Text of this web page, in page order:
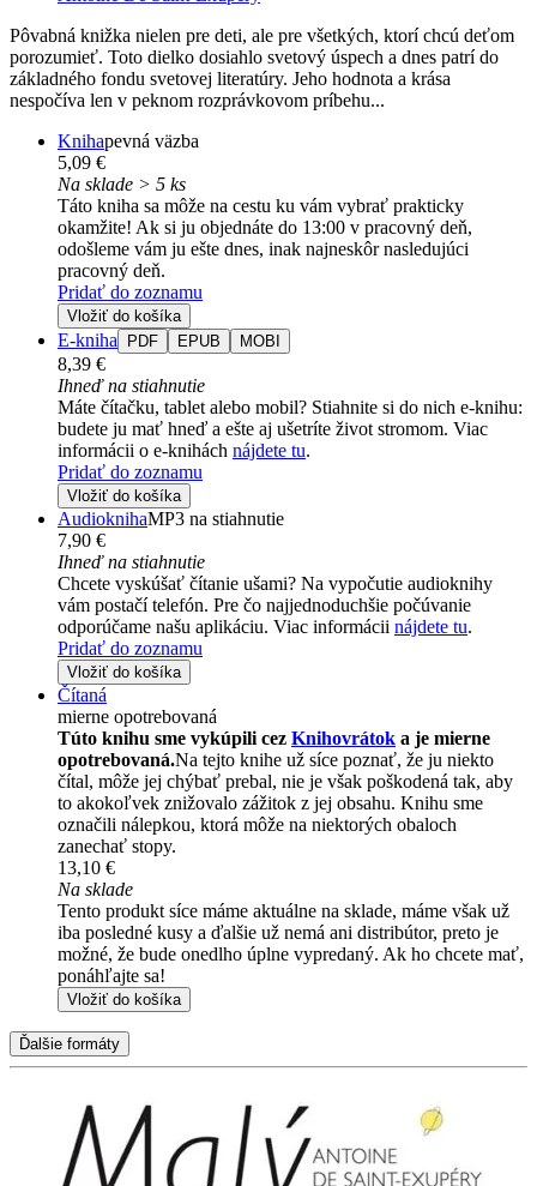
Pôvabná knižka nielen pre deti, ale pre všetkých, ktorí chcú deťom
porozumieť. Toto dielko dosiahlo svetový úspech a dnes patrí do
základného fondu svetovej literatúry. Jeho hodnota a krása
nespočíva len v peknom rozprávkovom príbehu...
Knihapevná väzba
5,09 €
Na sklade > 5 ks
Táto kniha sa môže na cestu ku vám vybrať prakticky
okamžite! Ak si ju objednáte do 13:00 v pracovný deň,
odošleme vám ju ešte dnes, inak najneskôr nasledujúci
pracovný deň.
Pridať do zoznamu
Vložiť do košíka
E-kniha PDF EPUB MOBI
8,39 €
Ihneď na stiahnutie
Máte čítačku, tablet alebo mobil? Stiahnite si do nich e-knihu:
budete ju mať hneď a ešte aj ušetríte život stromom. Viac
informácii o e-knihách nájdete tu.
Pridať do zoznamu
Vložiť do košíka
AudioknihaMP3 na stiahnutie
7,90 €
Ihneď na stiahnutie
Chcete vyskúšať čítanie ušami? Na vypočutie audioknihy
vám postačí telefón. Pre čo najjednoduchšie počúvanie
odporúčame našu aplikáciu. Viac informácii nájdete tu.
Pridať do zoznamu
Vložiť do košíka
Čítaná
mierne opotrebovaná
Túto knihu sme vykúpili cez Knihovrátok a je mierne
opotrebovaná.Na tejto knihe už síce poznať, že ju niekto
čítal, môže jej chýbať prebal, nie je však poškodená tak, aby
to akokoľvek znižovalo zážitok z jej obsahu. Knihu sme
označili nálepkou, ktorá môže na niektorých obaloch
zanechať stopy.
13,10 €
Na sklade
Tento produkt síce máme aktuálne na sklade, máme však už
iba posledné kusy a ďalšie už nemá ani distribútor, preto je
možné, že bude onedlho úplne vypredaný. Ak ho chcete mať,
ponáhľajte sa!
Vložiť do košíka
Ďalšie formáty